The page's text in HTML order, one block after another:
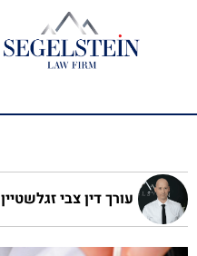
עורך דין צבי זגלשטיין